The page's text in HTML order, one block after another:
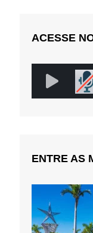
ACESSE
ENTRE AS